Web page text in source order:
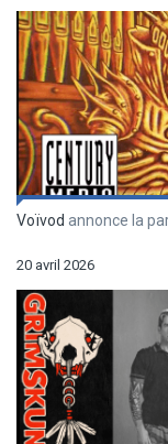
Voïvod annonce la
20 avril 2026